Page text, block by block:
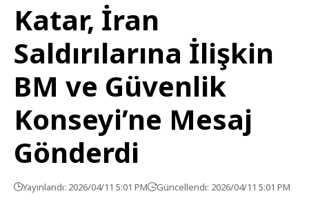
Katar, İran
Saldırılarına İlişkin
BM ve Güvenlik
Konseyi’ne Mesaj
Gönderdi
Yayınlandı: 2026/04/11 5:01 PM Güncellendi: 2026/04/11 5:01 PM